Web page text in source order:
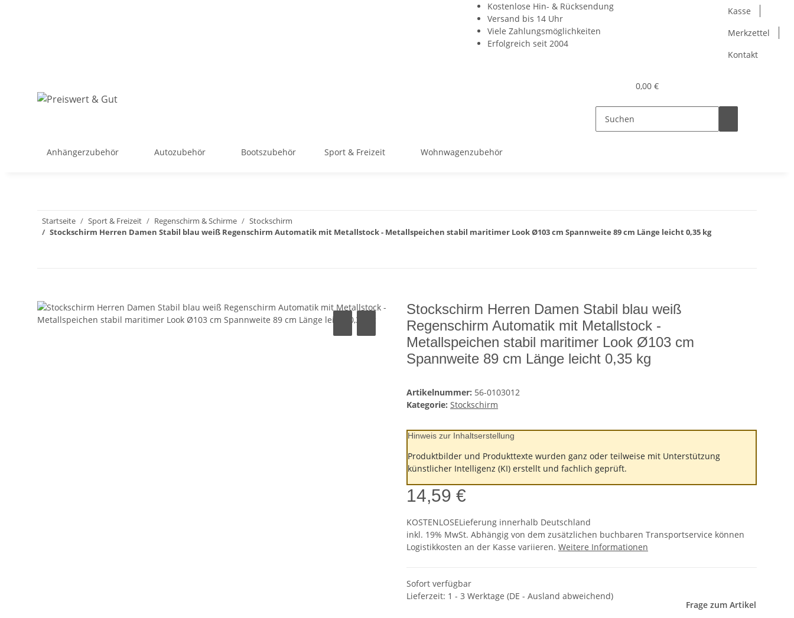
Kostenlose Hin- & Rücksendung
Versand bis 14 Uhr
Viele Zahlungsmöglichkeiten
Erfolgreich seit 2004
Kasse
Merkzettel
Kontakt
0,00 €
Anhängerzubehör Autozubehör Bootszubehör Sport & Freizeit Wohnwagenzubehör
Startseite Sport & Freizeit Regenschirm & Schirme
Stockschirm
Stockschirm Herren Damen Stabil blau weiß Regenschirm Automatik mit Metallstock - Metallspeichen stabil maritimer Look Ø103 cm Spannweite 89 cm Länge leicht 0,35 kg
Stockschirm Herren Damen Stabil blau weiß
Regenschirm Automatik mit Metallstock -
Metallspeichen stabil maritimer Look Ø103 cm
Spannweite 89 cm Länge leicht 0,35 kg
Artikelnummer: 56-0103012
Kategorie: Stockschirm
Hinweis zur Inhaltserstellung
Produktbilder und Produkttexte wurden ganz oder teilweise mit Unterstützung
künstlicher Intelligenz (KI) erstellt und fachlich geprüft.
14,59 €
KOSTENLOSELieferung innerhalb Deutschland
inkl. 19% MwSt. Abhängig von dem zusätzlichen buchbaren Transportservice können
Logistikkosten an der Kasse variieren. Weitere Informationen
Sofort verfügbar
Lieferzeit: 1 - 3 Werktage (DE - Ausland abweichend)
Frage zum Artikel